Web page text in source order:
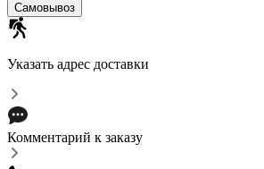
Самовывоз
Указать адрес доставки
Комментарий к заказу